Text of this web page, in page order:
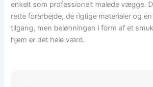
enkelt som professionelt malede vægge.
rette forarbejde, de rigtige materialer og
tilgang, men belønningen i form af et
hjem er det hele værd.